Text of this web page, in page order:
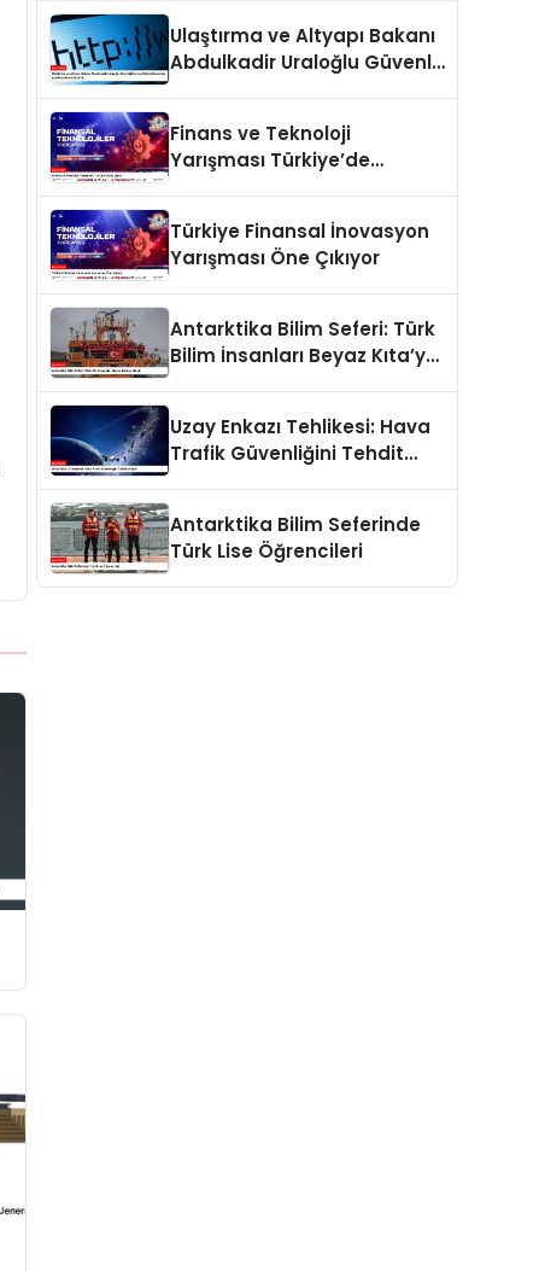
Ulaştırma ve Altyapı Bakanı
Abdulkadir Uraloğlu Güvenli
Finans ve Teknoloji
Yarışması Türkiye’de
Türkiye Finansal İnovasyon
Yarışması Öne Çıkıyor
Antarktika Bilim Seferi: Türk
Bilim İnsanları Beyaz Kıta’ya
Uzay Enkazı Tehlikesi: Hava
Trafik Güvenliğini Tehdit
Antarktika Bilim Seferinde
Türk Lise Öğrencileri